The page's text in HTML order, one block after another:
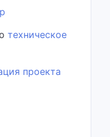
техническое
проекта